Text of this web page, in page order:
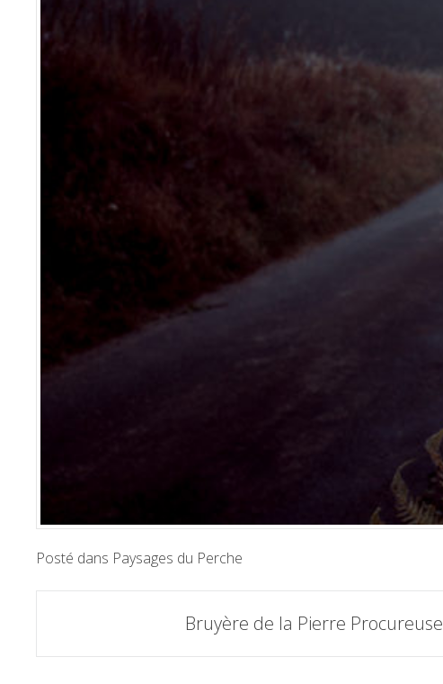
Posté dans Paysages du Perche
navigation
Bruyère de la Pierre Procureuse